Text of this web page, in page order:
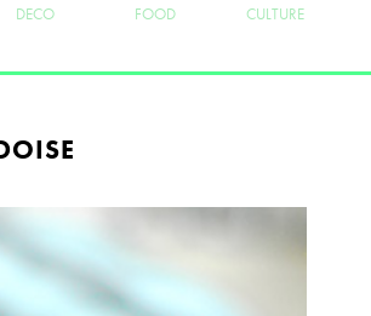
DECO FOOD CULTURE